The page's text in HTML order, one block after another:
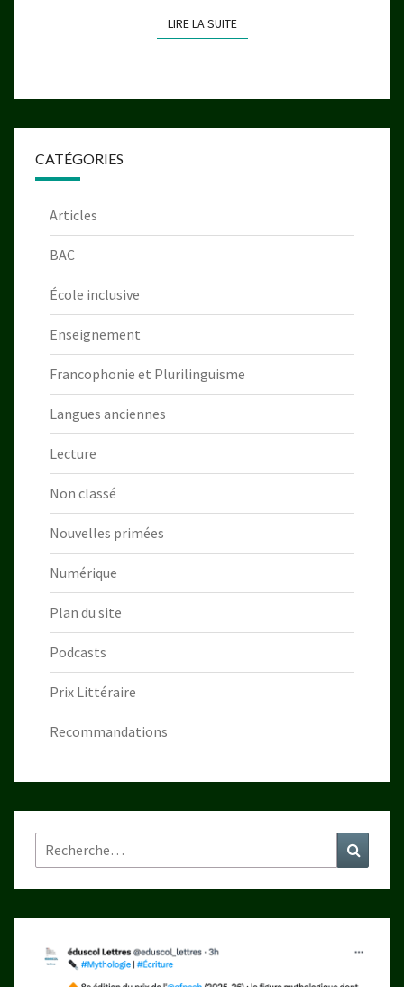
LIRE LA SUITELIRE LA SUITE
CATÉGORIES
Articles
BAC
École inclusive
Enseignement
Francophonie et Plurilinguisme
Langues anciennes
Lecture
Non classé
Nouvelles primées
Numérique
Plan du site
Podcasts
Prix Littéraire
Recommandations
Rechercher :